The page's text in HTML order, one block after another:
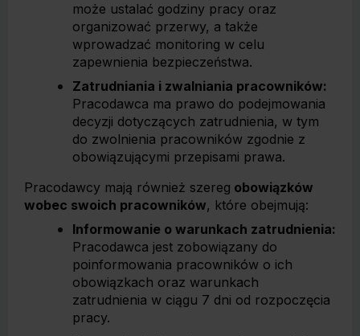
może ustalać godziny pracy oraz
organizować przerwy, a także
wprowadzać monitoring w celu
zapewnienia bezpieczeństwa.
Zatrudniania i zwalniania pracowników:
Pracodawca ma prawo do podejmowania
decyzji dotyczących zatrudnienia, w tym
do zwolnienia pracowników zgodnie z
obowiązującymi przepisami prawa.
Pracodawcy mają również szereg obowiązków
wobec swoich pracowników, które obejmują:
Informowanie o warunkach zatrudnienia:
Pracodawca jest zobowiązany do
poinformowania pracowników o ich
obowiązkach oraz warunkach
zatrudnienia w ciągu 7 dni od rozpoczęcia
pracy.